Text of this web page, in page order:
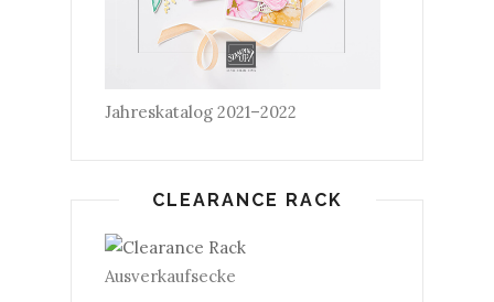
Jahreskatalog 2021–2022
CLEARANCE RACK
Ausverkaufsecke